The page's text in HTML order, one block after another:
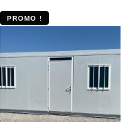
initial
était :
6100,00 €.
actuel
est :
5900,00
Ajouter au panier
PROMO !